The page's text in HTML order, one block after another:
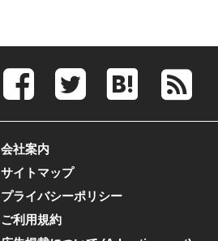
会社案内
サイトマップ
プライバシーポリシー
ご利用規約